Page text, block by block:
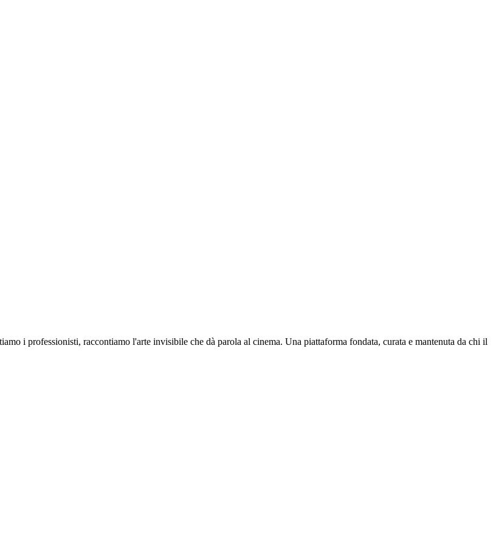
i professionisti, raccontiamo l'arte invisibile che dà parola al cinema. Una piattaforma fondata, curata e mantenuta da chi il